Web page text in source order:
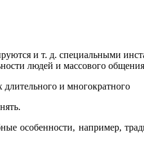
и т. д. специальными
людей и массового
длительного и многократного
особенности, например,